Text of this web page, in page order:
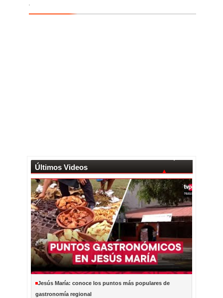
Últimos Videos
Jesús María: conoce los puntos más populares de
gastronomía regional